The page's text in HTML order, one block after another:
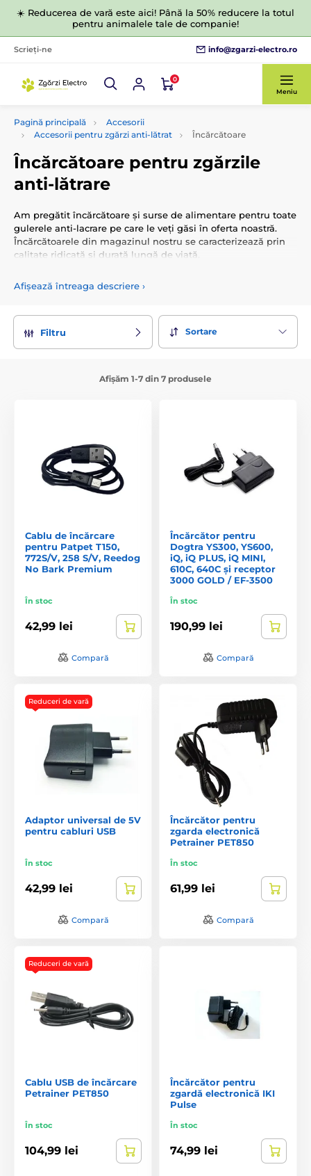
☀️ Reducerea de vară este aici! Până la 50% reducere la totul
pentru animalele tale de companie!
Scrieți-ne info@zgarzi-electro.ro
0
Meniu
Pagină principală
Accesorii
Accesorii pentru zgărzi anti-lătrat
Încărcătoare
Încărcătoare pentru zgărzile
anti-lătrare
Am pregătit încărcătoare și surse de alimentare pentru toate
gulerele anti-lacrare pe care le veți găsi în oferta noastră.
Încărcătoarele din magazinul nostru se caracterizează prin
calitate ridicată și durată lungă de viață.
Afișează întreaga descriere ›
Filtru Sortare
Afișăm 1-7 din 7 produsele
Cablu de încărcare
pentru Patpet T150,
772S/V, 258 S/V, Reedog
No Bark Premium
În stoc
42,99 lei
Compară
Încărcător pentru
Dogtra YS300, YS600,
iQ, iQ PLUS, iQ MINI,
610C, 640C și receptor
3000 GOLD / EF-3500
În stoc
190,99 lei
Compară
Reduceri de vară
Adaptor universal de 5V
pentru cabluri USB
În stoc
42,99 lei
Compară
Încărcător pentru
zgarda electronică
Petrainer PET850
În stoc
61,99 lei
Compară
Reduceri de vară
Cablu USB de încărcare
Petrainer PET850
În stoc
104,99 lei
Încărcător pentru
zgardă electronică IKI
Pulse
În stoc
74,99 lei